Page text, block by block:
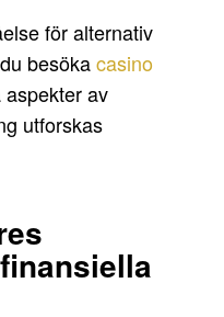
för alternativ
besökacasino
av
utforskas